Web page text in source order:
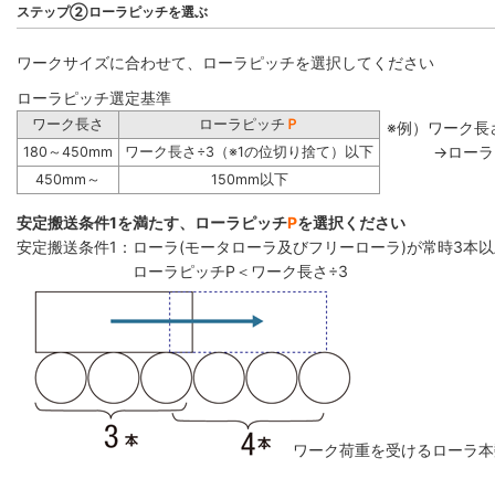
ステップ②ローラピッチを選ぶ
ワークサイズに合わせて、ローラピッチを選択してください
ローラピッチ選定基準
ワーク長さ ローラピッチ Ｐ
180～450mm
ワーク長さ÷3（※1の位切り捨て）以下
450mm～
150mm以下
※例）ワーク
→ローラ
安定搬送条件1を満たす、ローラピッチPを選択ください
安定搬送条件1：ローラ(モータローラ及びフリーローラ)が常時3本
ローラピッチP＜ワーク長さ÷3
ワーク荷重を受けるローラ